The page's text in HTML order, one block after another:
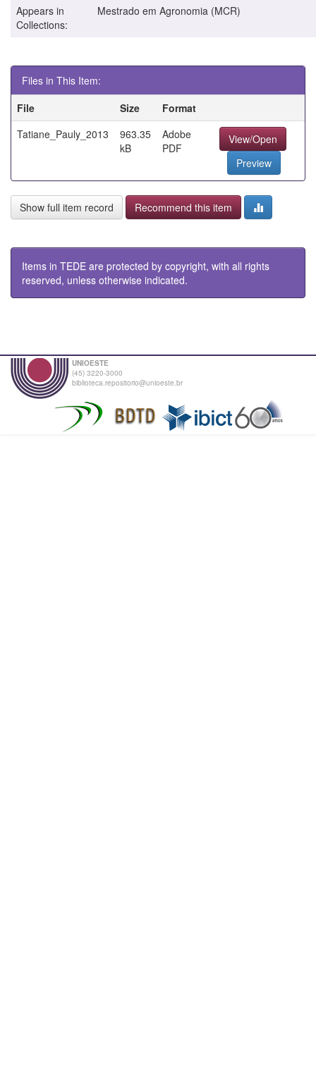
Appears in
Collections:
Mestrado em Agronomia (MCR)
Files in This Item:
File
Size
Format
Tatiane_Pauly_2013
963.35
kB
Adobe
PDF
View/Open
Preview
Show full item record Recommend this item
Items in TEDE are protected by copyright, with all rights
reserved, unless otherwise indicated.
UNIOESTE
(45) 3220-3000
biblioteca.repositorio@unioeste.br